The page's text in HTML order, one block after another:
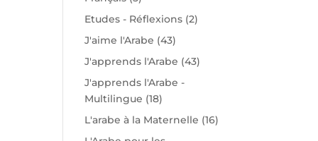
Etudes - Réflexions (2)
J'aime l'Arabe (43)
J'apprends l'Arabe (43)
J'apprends l'Arabe -
Multilingue (18)
L'arabe à la Maternelle (16)